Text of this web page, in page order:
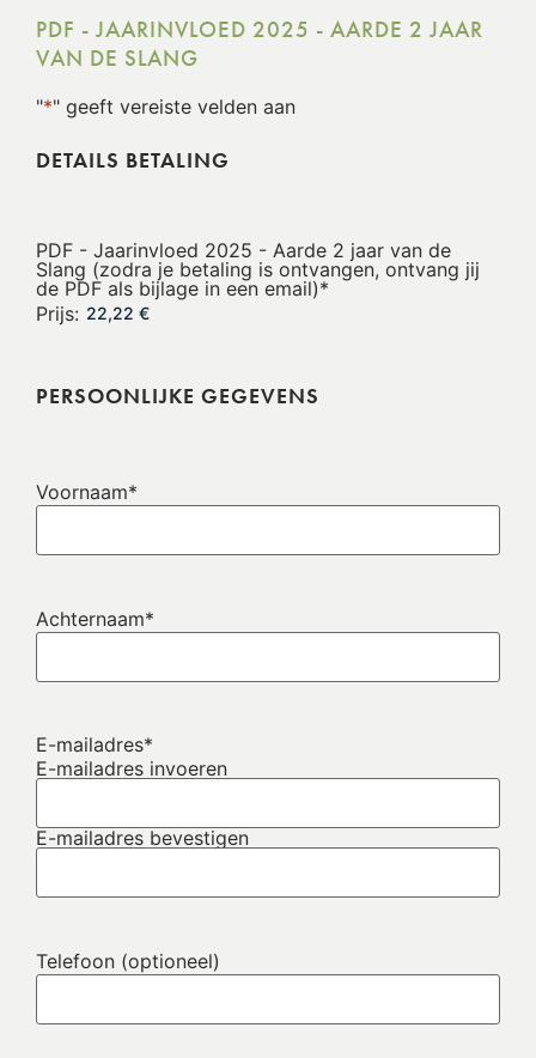
PDF - JAARINVLOED 2025 - AARDE 2 JAAR
VAN DE SLANG
"*" geeft vereiste velden aan
DETAILS BETALING
PDF - Jaarinvloed 2025 - Aarde 2 jaar van de
Slang (zodra je betaling is ontvangen, ontvang jij
de PDF als bijlage in een email)*
Prijs:
PERSOONLIJKE GEGEVENS
Voornaam*
Achternaam*
E-mailadres*
E-mailadres invoeren
E-mailadres bevestigen
Telefoon (optioneel)